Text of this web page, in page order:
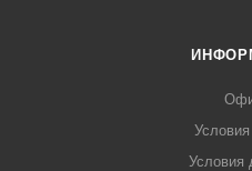
Условия